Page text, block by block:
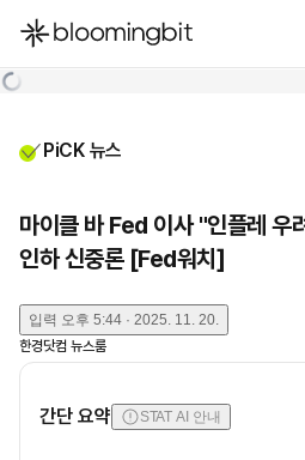
한국어
PiCK 뉴스
마이클 바 Fed 이사 "인플레
인하 신중론 [Fed워치]
입력 오후 5:44 · 2025. 11. 20.
한경닷컴 뉴스룸
간단 요약 STAT AI 안내